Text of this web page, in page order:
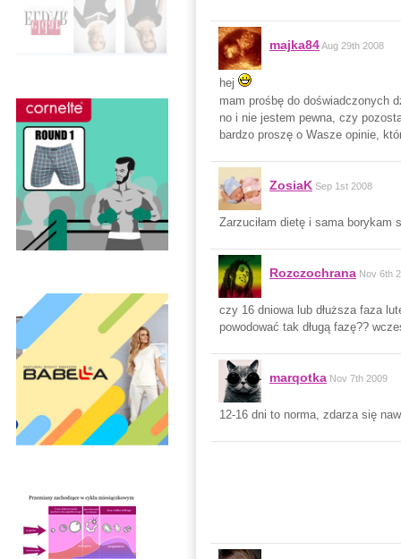
majka84Aug 29th 2008
hej
mam prośbę do doświadczonych
no i nie jestem pewna, czy
bardzo proszę o Wasze opinie,
ZosiaK Sep 1st 2008
Zarzuciłam dietę i sama borykam
Rozczochrana Nov 6th
czy 16 dniowa lub dłuższa faza
powodować tak długą fazę??
marqotka Nov 7th 2009
12-16 dni to norma, zdarza się